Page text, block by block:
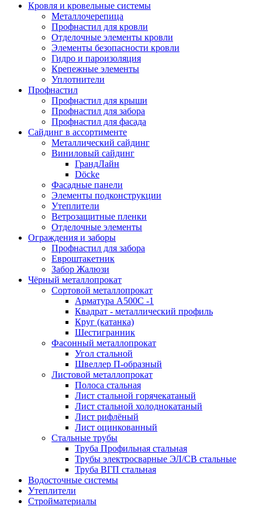
Кровля и кровельные системы
Металлочерепица
Профнастил для кровли
Отделочные элементы кровли
Элементы безопасности кровли
Гидро и пароизоляция
Крепежные элементы
Уплотнители
Профнастил
Профнастил для крыши
Профнастил для забора
Профнастил для фасада
Сайдинг в ассортименте
Металлический сайдинг
Виниловый сайдинг
ГрандЛайн
Döcke
Фасадные панели
Элементы подконструкции
Утеплители
Ветрозащитные пленки
Отделочные элементы
Ограждения и заборы
Профнастил для забора
Евроштакетник
Забор Жалюзи
Чёрный металлопрокат
Сортовой металлопрокат
Арматура А500С -1
Квадрат - металлический профиль
Круг (катанка)
Шестигранник
Фасонный металлопрокат
Угол стальной
Швеллер П-образный
Листовой металлопрокат
Полоса стальная
Лист стальной горячекатаный
Лист стальной холоднокатаный
Лист рифлёный
Лист оцинкованный
Стальные трубы
Труба Профильная стальная
Трубы электросварные ЭЛ/СВ стальные
Труба ВГП стальная
Водосточные системы
Утеплители
Стройматериалы